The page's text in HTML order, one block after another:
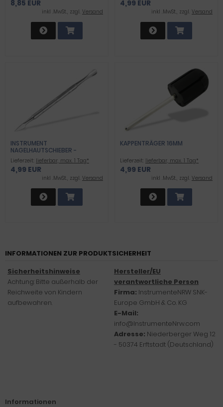
OPTIMALEN NAGELPFLEGE
8,85 EUR
inkl .MwSt., zzgl. Versand
4,99 EUR
inkl .MwSt., zzgl. Versand
INSTRUMENT
NAGELHAUTSCHIEBER -
NAGELHAUT MESSER SPITZ
Lieferzeit: lieferbar, max. 1 Tag*
4,99 EUR
inkl .MwSt., zzgl. Versand
KAPPENTRÄGER 16MM
Lieferzeit: lieferbar, max. 1 Tag*
4,99 EUR
inkl .MwSt., zzgl. Versand
INFORMATIONEN ZUR PRODUKTSICHERHEIT
Sicherheitshinweise
Achtung: Bitte außerhalb der
Reichweite von Kindern
aufbewahren.
Hersteller/EU
verantwortliche Person
Firma: InstrumenteNRW SNK-
Europe GmbH & Co. KG
E-Mail:
info@InstrumenteNrw.com
Adresse: Niederberger Weg 12
- 50374 Erftstadt (Deutschland)
Informationen